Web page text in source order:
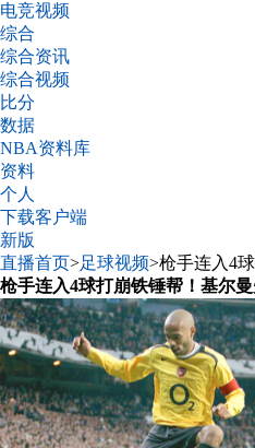
电竞视频
综合
综合资讯
综合视频
比分
数据
NBA资料库
资料
个人
下载客户端
新版
直播首页>足球视频>枪手连入4
枪手连入4球打崩铁锤帮！基尔